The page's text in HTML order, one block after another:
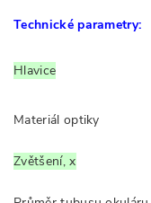
Technické parametry:
Hlavice
Materiál optiky
Zvětšení, x